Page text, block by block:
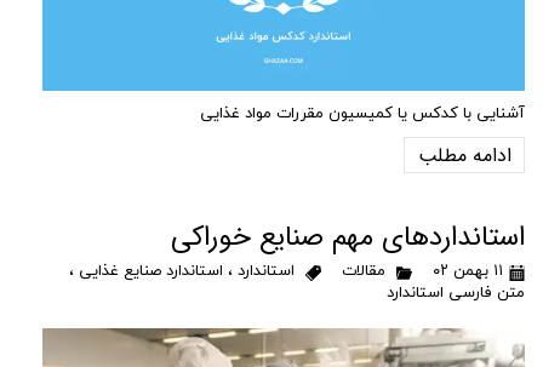
آشنایی با کدکس یا کمیسیون مقررات مواد غذایی
ادامه مطلب
استانداردهای مهم صنایع خوراکی
۱۱ بهمن ۰۲ مقالات استاندارد ، استاندارد صنایع غذایی ،
متن فارسی استاندارد